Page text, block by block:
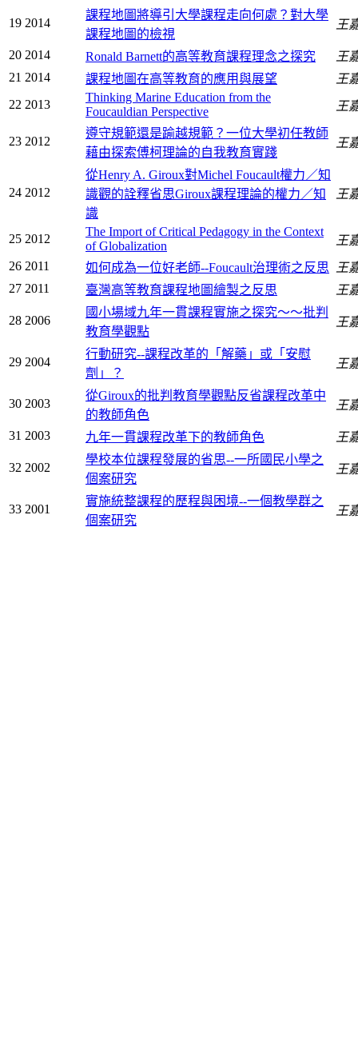
19 2014
課程地圖將導引大學課程走向何處？對大學
課程地圖的檢視
王
20 2014 Ronald Barnett的高等教育課程理念之探究
王
21 2014 課程地圖在高等教育的應用與展望
王
22 2013
Thinking Marine Education from the
Foucauldian Perspective
王
23 2012
遵守規範還是踰越規範？一位大學初任教師
藉由探索傅柯理論的自我教育實踐
王
24 2012
從Henry A. Giroux對Michel Foucault權力／知
識觀的詮釋省思Giroux課程理論的權力／知
識
王
25 2012
The Import of Critical Pedagogy in the Context
of Globalization
王
26 2011 如何成為一位好老師--Foucault治理術之反思
王
27 2011 臺灣高等教育課程地圖繪製之反思 王
28 2006
國小場域九年一貫課程實施之探究～～批判
教育學觀點
王
29 2004
行動研究--課程改革的「解藥」或「安慰
劑」？
王
30 2003
從Giroux的批判教育學觀點反省課程改革中
的教師角色
王
31 2003 九年一貫課程改革下的教師角色 王
32 2002
學校本位課程發展的省思--一所國民小學之
個案研究
王
33 2001
實施統整課程的歷程與困境--一個教學群之
個案研究
王